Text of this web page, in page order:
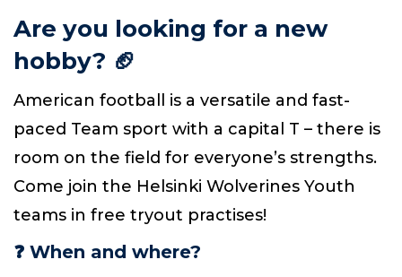
Are you looking for a new
hobby? 🏈
American football is a versatile and fast-
paced Team sport with a capital T – there is
room on the field for everyone’s strengths.
Come join the Helsinki Wolverines Youth
teams in free tryout practises!
❓ When and where?